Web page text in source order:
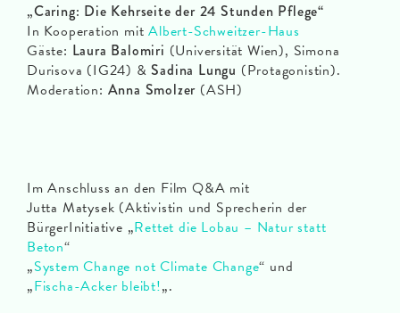
„Caring: Die Kehrseite der 24 Stunden Pflege“
In Kooperation mitAlbert-Schweitzer-Haus
Gäste: Laura Balomiri (Universität Wien), Simona
Durisova (IG24) & Sadina Lungu (Protagonistin).
Moderation: Anna Smolzer (ASH)
Im Anschluss an den Film Q&A mit
Jutta Matysek (Aktivistin und Sprecherin der
BürgerInitiative „Rettet die Lobau – Natur statt
Beton“
„System Change not Climate Change“ und
„Fischa-Acker bleibt!„.